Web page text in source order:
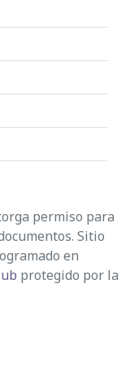
permiso para
Sitio
en
protegido por la